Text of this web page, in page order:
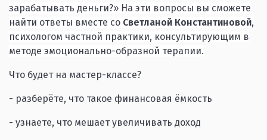
зарабатывать деньги?» На эти вопросы вы сможете
найти ответы вместе со Светланой Константиновой,
психологом частной практики, консультирующим в
методе эмоционально-образной терапии.
Что будет на мастер-классе?
- разберёте, что такое финансовая ёмкость
- узнаете, что мешает увеличивать доход